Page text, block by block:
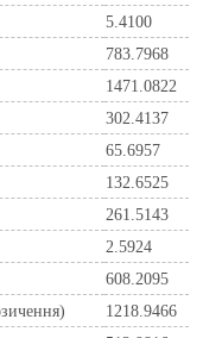
5.4100
783.7968
1471.0822
302.4137
65.6957
132.6525
261.5143
2.5924
608.2095
1218.9466